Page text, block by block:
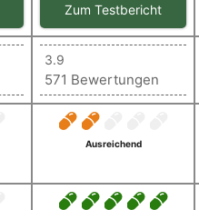
Zum Testbericht
3.9
571 Bewertungen
Ausreichend